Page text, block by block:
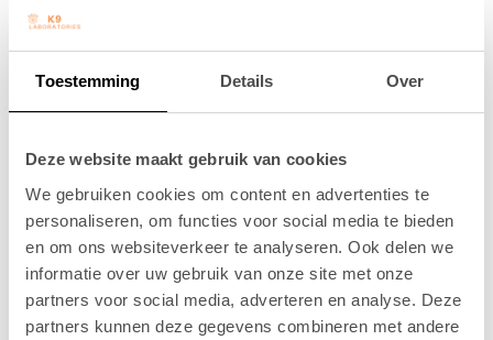
Toestemming Details Over
Deze website maakt gebruik van cookies
We gebruiken cookies om content en advertenties te
personaliseren, om functies voor social media te bieden
en om ons websiteverkeer te analyseren. Ook delen we
informatie over uw gebruik van onze site met onze
partners voor social media, adverteren en analyse. Deze
partners kunnen deze gegevens combineren met andere
Baanbrekend onderzoek heeft namelijk aangetoond dat
er speciale voor mensen onzichtbare stofjes bestaan
dieangst&stressbij hondenkunnentegen gaan, dit
Honden gebruiken deze stofjes om onderling te
communiceren.Het is een soort onzichtbare taal voor
honden!
Kort gezegd, feromonen zijn chemische signaaltjes die
alleen door dieren kunnen worden waargenomen.
Bij honden vertellen ze veel, van "ik ben relaxt" tot "dit is
mijn territorium".